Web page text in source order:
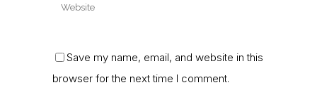
Save my name, email, and website in this
browser for the next time I comment.